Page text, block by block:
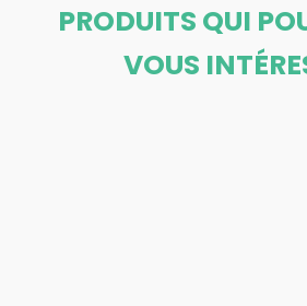
PRODUITS QUI
VOUS